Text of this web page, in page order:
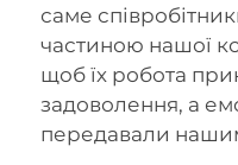
саме
частиною нашої
щоб їх робота
задоволення, а
передавали